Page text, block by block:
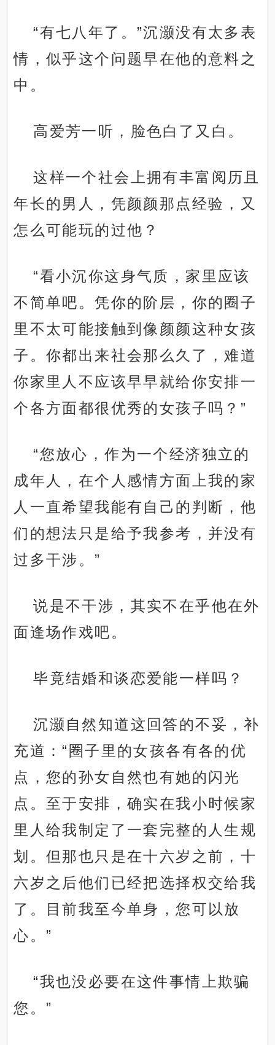
“有七八年了。”沉灏没有太多表
情，似乎这个问题早在他的意料之
中。
高爱芳一听，脸色白了又白。
这样一个社会上拥有丰富阅历且
年长的男人，凭颜颜那点经验，又
怎么可能玩的过他？
“看小沉你这身气质，家里应该
不简单吧。凭你的阶层，你的圈子
里不太可能接触到像颜颜这种女孩
子。你都出来社会那么久了，难道
你家里人不应该早早就给你安排一
个各方面都很优秀的女孩子吗？”
“您放心，作为一个经济独立的
成年人，在个人感情方面上我的家
人一直希望我能有自己的判断，他
们的想法只是给予我参考，并没有
过多干涉。”
说是不干涉，其实不在乎他在外
面逢场作戏吧。
毕竟结婚和谈恋爱能一样吗？
沉灏自然知道这回答的不妥，补
充道：“圈子里的女孩各有各的优
点，您的孙女自然也有她的闪光
点。至于安排，确实在我小时候家
里人给我制定了一套完整的人生规
划。但那也只是在十六岁之前，十
六岁之后他们已经把选择权交给我
了。目前我至今单身，您可以放
心。”
“我也没必要在这件事情上欺骗
您。”